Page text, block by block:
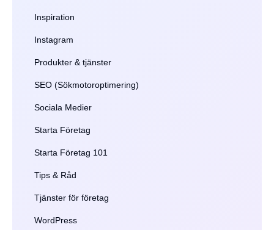
Inspiration
Instagram
Produkter & tjänster
SEO (Sökmotoroptimering)
Sociala Medier
Starta Företag
Starta Företag 101
Tips & Råd
Tjänster för företag
WordPress